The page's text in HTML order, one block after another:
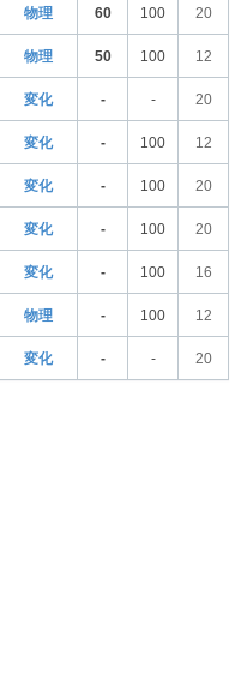
物理 60 100 20
物理 50 100 12
変化 - - 20
変化 - 100 12
変化 - 100 20
変化 - 100 20
変化 - 100 16
物理 - 100 12
変化 - - 20